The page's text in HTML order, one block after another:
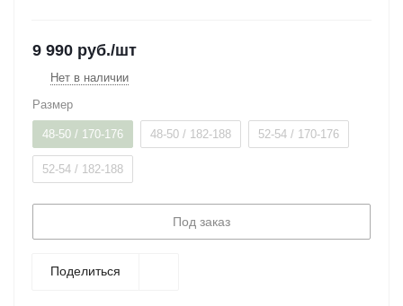
9 990 руб./шт
Нет в наличии
Размер
48-50 / 170-176 48-50 / 182-188 52-54 / 170-176
52-54 / 182-188
Под заказ
Поделиться